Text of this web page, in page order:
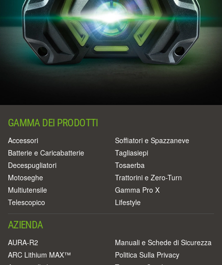
GAMMA DEI PRODOTTI
Accessori
Batterie e Caricabatterie
Decespugliatori
Motoseghe
Multiutensile
Telescopico
Soffiatori e Spazzaneve
Tagliasiepi
Tosaerba
Trattorini e Zero-Turn
Gamma Pro X
Lifestyle
AZIENDA
AURA-R2
ARC Lithium MAX™
Manuali e Schede di Sicurezza
Politica Sulla Privacy